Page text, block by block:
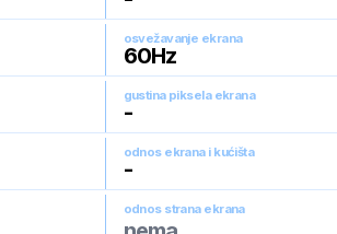
osvežavanje ekrana
60Hz
gustina piksela ekrana
-
odnos ekrana i kućišta
-
odnos strana ekrana